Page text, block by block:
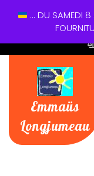
Emmaüs
Longjumeau
... DU SAMEDI 8